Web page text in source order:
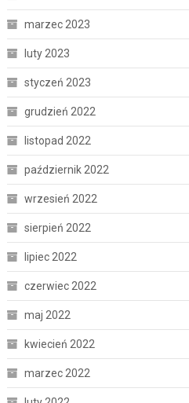
marzec 2023
luty 2023
styczeń 2023
grudzień 2022
listopad 2022
październik 2022
wrzesień 2022
sierpień 2022
lipiec 2022
czerwiec 2022
maj 2022
kwiecień 2022
marzec 2022